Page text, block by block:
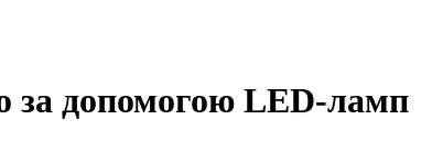
за допомогою LED-ламп